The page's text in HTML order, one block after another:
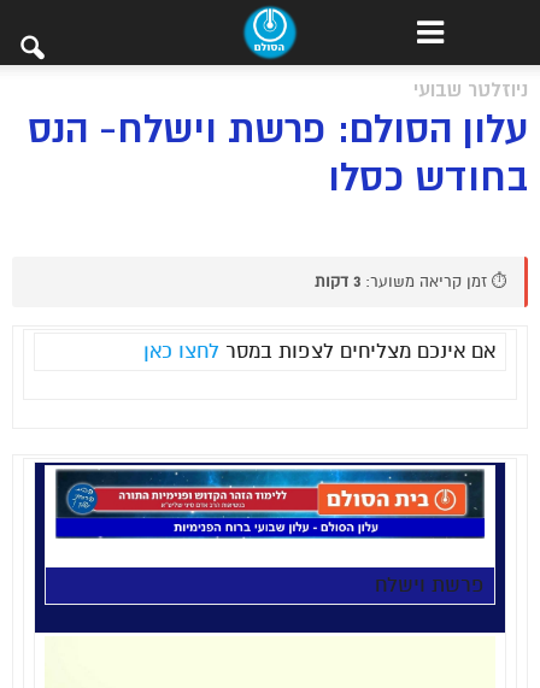
ניוזלטר שבועי
עלון הסולם: פרשת וישלח- הנס
בחודש כסלו
⏱️ זמן קריאה משוער: 3 דקות
אם אינכם מצליחים לצפות במסר לחצו כאן
פרשת וישלח